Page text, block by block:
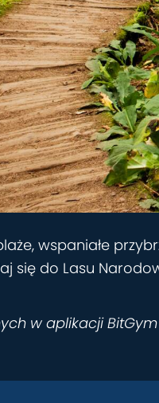
wspaniałe
się do Lasu
w aplikacji BitGym